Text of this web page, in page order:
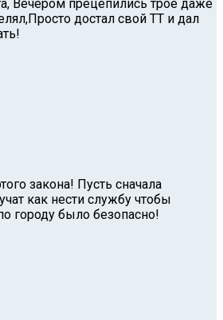
Вечером прецепились трое даже
достал свой ТТ и дал
закона! Пусть сначала
как нести службу чтобы
городу было безопасно!